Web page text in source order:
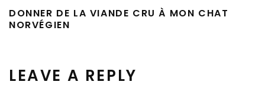
DONNER DE LA VIANDE CRU À MON CHAT
NORVÉGIEN
LEAVE A REPLY